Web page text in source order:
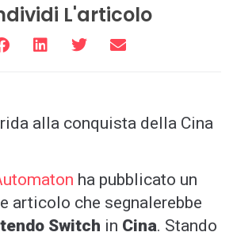
L'articolo
alla conquista della Cina
ha pubblicato un
articolo che segnalerebbe
Switch in Cina. Stando